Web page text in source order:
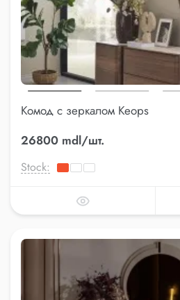
Комод с зеркалом Keops
26800 mdl/шт.
Stock: